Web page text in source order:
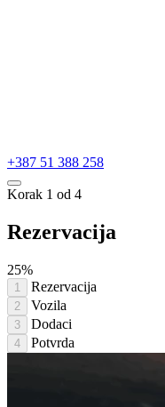
+387 51 388 258
Korak 1 od 4
Rezervacija
25%
1 Rezervacija
2 Vozila
3 Dodaci
4 Potvrda